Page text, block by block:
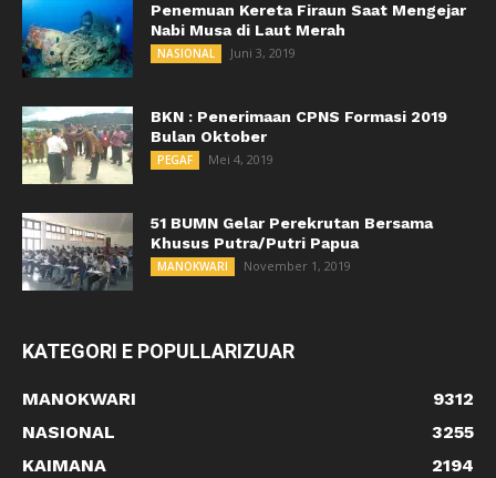
Penemuan Kereta Firaun Saat Mengejar
Nabi Musa di Laut Merah
NASIONAL Juni 3, 2019
BKN : Penerimaan CPNS Formasi 2019
Bulan Oktober
PEGAF Mei 4, 2019
51 BUMN Gelar Perekrutan Bersama
Khusus Putra/Putri Papua
MANOKWARI November 1, 2019
KATEGORI E POPULLARIZUAR
MANOKWARI
9312
NASIONAL
3255
KAIMANA
2194